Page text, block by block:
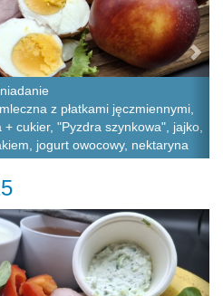
z płatkami jęczmiennymi,
+ cukier, "Pyzdra szynkowa", jajko,
jogurt owocowy, nektaryna